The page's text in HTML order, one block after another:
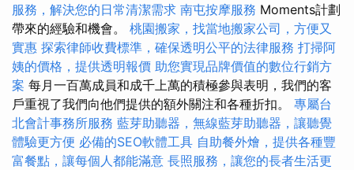
服務，解決您的日常清潔需求 南屯按摩服務 Moments計劃
帶來的經驗和機會。 桃園搬家，找當地搬家公司，方便又
實惠 探索律師收費標準，確保透明公平的法律服務 打掃阿
姨的價格，提供透明報價 助您實現品牌價值的數位行銷方
案 每月一百萬成員和成千上萬的積極參與表明，我們的客
戶重視了我們向他們提供的額外關注和各種折扣。 專屬台
北會計事務所服務 藍芽助聽器，無線藍芽助聽器，讓聽覺
體驗更方便 必備的SEO軟體工具 自助餐外燴，提供各種豐
富餐點，讓每個人都能滿意 長照服務，讓您的長者生活更